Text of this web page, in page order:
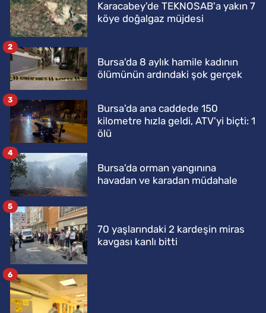
Karacabey'de TEKNOSAB'a yakın 7
köye doğalgaz müjdesi
Bursa'da 8 aylık hamile kadının
ölümünün ardındaki şok gerçek
2
Bursa'da ana caddede 150
kilometre hızla geldi, ATV'yi biçti: 1
ölü
3
Bursa'da orman yangınına
havadan ve karadan müdahale
4
70 yaşlarındaki 2 kardeşin miras
kavgası kanlı bitti
5
6